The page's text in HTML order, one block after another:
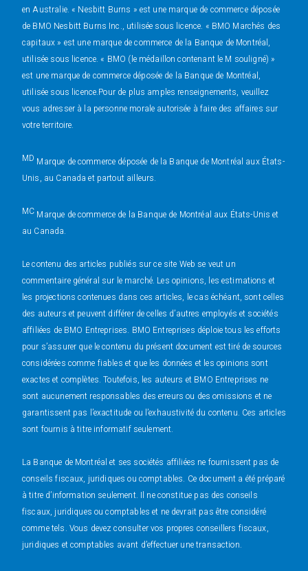
en Australie. « Nesbitt Burns » est une marque de commerce déposée
de BMO Nesbitt Burns Inc., utilisée sous licence. « BMO Marchés des
capitaux » est une marque de commerce de la Banque de Montréal,
utilisée sous licence. « BMO (le médaillon contenant le M souligné) »
est une marque de commerce déposée de la Banque de Montréal,
utilisée sous licence.Pour de plus amples renseignements, veuillez
vous adresser à la personne morale autorisée à faire des affaires sur
votre territoire.
MD Marque de commerce déposée de la Banque de Montréal aux États-
Unis, au Canada et partout ailleurs.
MC Marque de commerce de la Banque de Montréal aux États-Unis et
au Canada.
Le contenu des articles publiés sur ce site Web se veut un
commentaire général sur le marché. Les opinions, les estimations et
les projections contenues dans ces articles, le cas échéant, sont celles
des auteurs et peuvent différer de celles d’autres employés et sociétés
affiliées de BMO Entreprises. BMO Entreprises déploie tous les efforts
pour s’assurer que le contenu du présent document est tiré de sources
considérées comme fiables et que les données et les opinions sont
exactes et complètes. Toutefois, les auteurs et BMO Entreprises ne
sont aucunement responsables des erreurs ou des omissions et ne
garantissent pas l’exactitude ou l’exhaustivité du contenu. Ces articles
sont fournis à titre informatif seulement.
La Banque de Montréal et ses sociétés affiliées ne fournissent pas de
conseils fiscaux, juridiques ou comptables. Ce document a été préparé
à titre d’information seulement. Il ne constitue pas des conseils
fiscaux, juridiques ou comptables et ne devrait pas être considéré
comme tels. Vous devez consulter vos propres conseillers fiscaux,
juridiques et comptables avant d’effectuer une transaction.